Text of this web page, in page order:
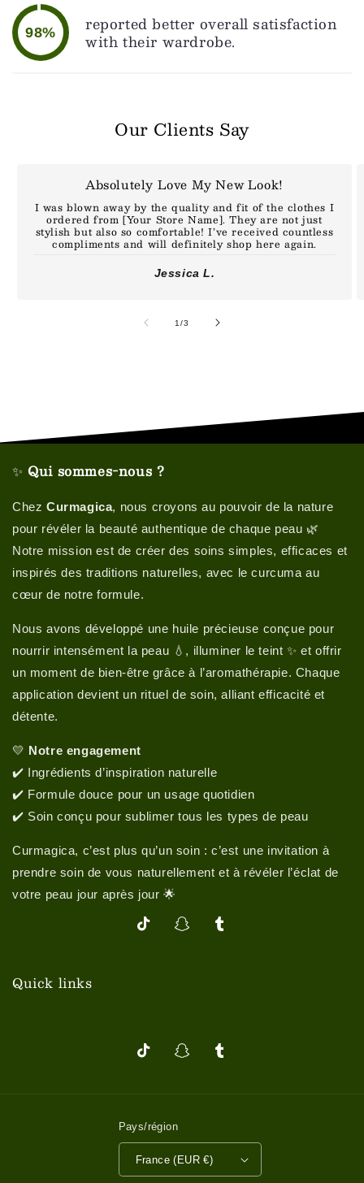
98% reported better overall satisfaction
with their wardrobe.
Our Clients Say
Absolutely Love My New Look!
I was blown away by the quality and fit of the clothes I
ordered from [Your Store Name]. They are not just
stylish but also so comfortable! I’ve received countless
compliments and will definitely shop here again.
Jessica L.
1/de
3
✨Qui sommes-nous ?
Chez Curmagica, nous croyons au pouvoir de la nature
pour révéler la beauté authentique de chaque peau 🌿
Notre mission est de créer des soins simples, efficaces et
inspirés des traditions naturelles, avec le curcuma au
cœur de notre formule.
Nous avons développé une huile précieuse conçue pour
nourrir intensément la peau 💧, illuminer le teint ✨ et offrir
un moment de bien-être grâce à l’aromathérapie. Chaque
application devient un rituel de soin, alliant efficacité et
détente.
💛 Notre engagement
✔️ Ingrédients d’inspiration naturelle
✔️ Formule douce pour un usage quotidien
✔️ Soin conçu pour sublimer tous les types de peau
Curmagica, c’est plus qu’un soin : c’est une invitation à
prendre soin de vous naturellement et à révéler l’éclat de
votre peau jour après jour 🌟
TikTok SnapchatTumblr
Quick links
TikTok SnapchatTumblr
Pays/région
France (EUR €)